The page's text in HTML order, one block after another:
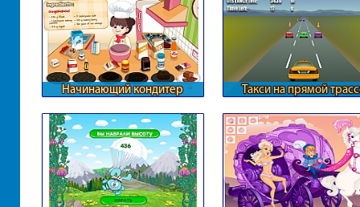
Начинающий кондитер Такси на прямой